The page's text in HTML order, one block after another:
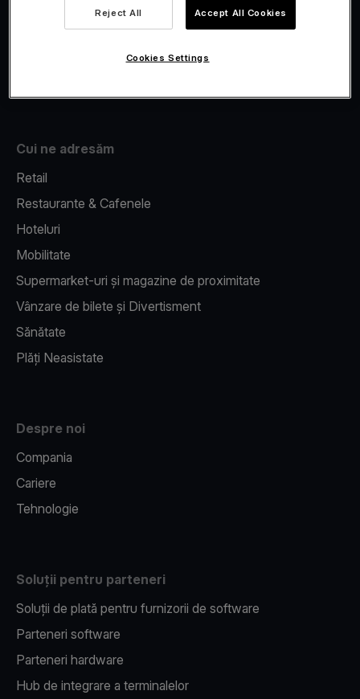
Fiscalizare
Cui ne adresăm
Retail
Restaurante & Cafenele
Hoteluri
Mobilitate
Supermarket-uri și magazine de proximitate
Vânzare de bilete și Divertisment
Sănătate
Plăți Neasistate
Despre noi
Compania
Cariere
Tehnologie
Soluții pentru parteneri
Soluții de plată pentru furnizorii de software
Parteneri software
Parteneri hardware
Hub de integrare a terminalelor
Reject All Accept All Cookies
Cookies Settings